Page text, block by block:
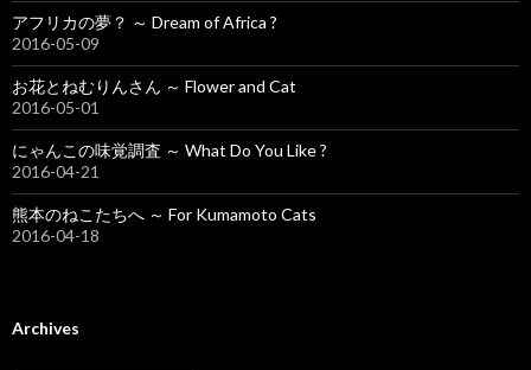
アフリカの夢？ ～ Dream of Africa ?
2016-05-09
お花とねむりんさん ～ Flower and Cat
2016-05-01
にゃんこの味覚調査 ～ What Do You Like ?
2016-04-21
熊本のねこたちへ ～ For Kumamoto Cats
2016-04-18
Archives